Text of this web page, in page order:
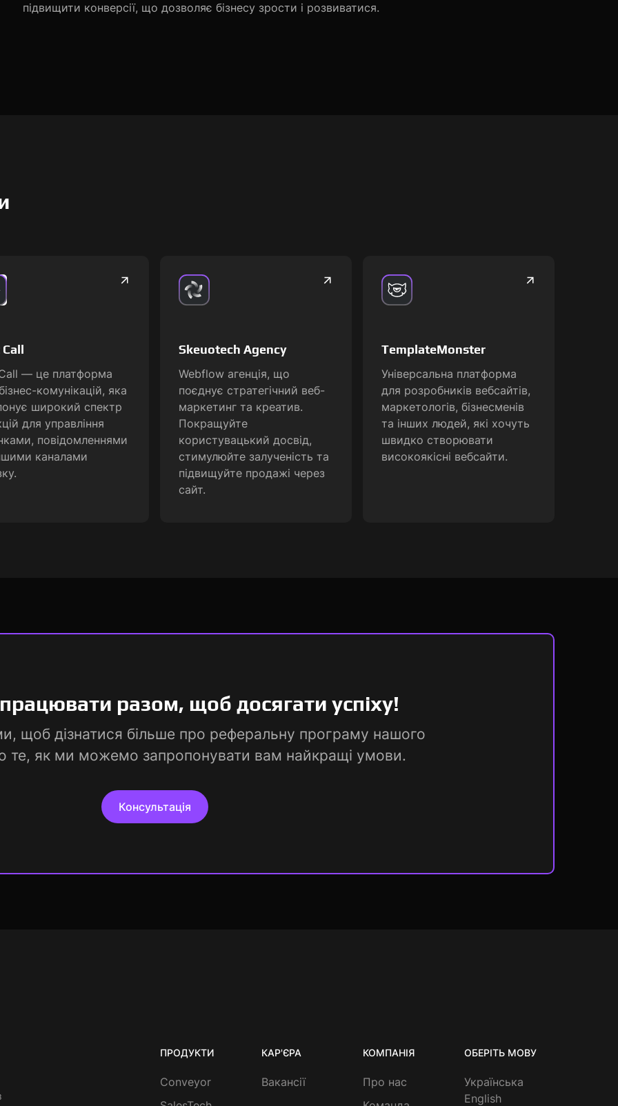
підвищити конверсії, що дозволяє бізнесу зрости і розвиватися.
— це платформа
комунікацій, яка
широкий спектр
для управління
повідомленнями
каналами
Skeuotech Agency
Webflow агенція, що
поєднує стратегічний веб-
маркетинг та креатив.
Покращуйте
користувацький досвід,
стимулюйте залученість та
підвищуйте продажі через
сайт.
TemplateMonster
Універсальна платформа
для розробників вебсайтів,
маркетологів, бізнесменів
та інших людей, які хочуть
швидко створювати
високоякісні вебсайти.
разом, щоб досягати успіху!
щоб дізнатися більше про реферальну програму нашого
те, як ми можемо запропонувати вам найкращі умови.
Консультація
ПРОДУКТИ
Conveyor
КАР'ЄРА
Вакансії
КОМПАНІЯ
Про нас
ОБЕРІТЬ МОВУ
Українська
English